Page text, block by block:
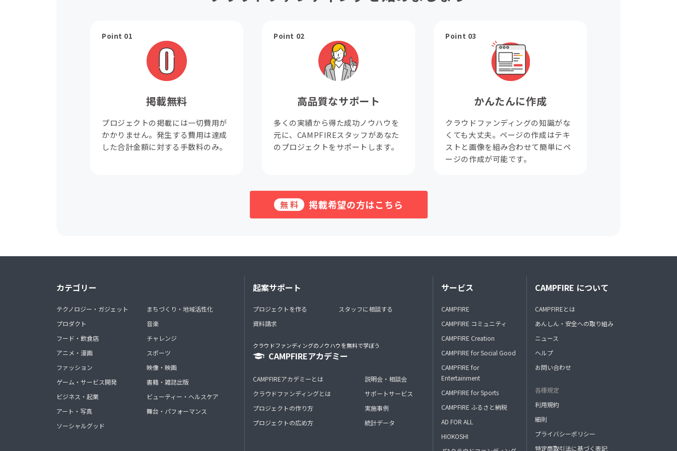
Point 01
掲載無料
プロジェクトの掲載には一切費用が
かかりません。発生する費用は達成
した合計金額に対する手数料のみ。
Point 02
高品質なサポート
多くの実績から得た成功ノウハウを
元に、CAMPFIREスタッフがあなた
のプロジェクトをサポートします。
Point 03
かんたんに作成
クラウドファンディングの知識がな
くても大丈夫。ページの作成はテキ
ストと画像を組み合わせて簡単にペ
ージの作成が可能です。
無料 掲載希望の方はこちら
カテゴリー
テクノロジー・ガジェット
プロダクト
フード・飲食店
アニメ・漫画
ファッション
ゲーム・サービス開発
ビジネス・起業
アート・写真
ソーシャルグッド
まちづくり・地域活性化
音楽
チャレンジ
スポーツ
映像・映画
書籍・雑誌出版
ビューティー・ヘルスケア
舞台・パフォーマンス
起案サポート
プロジェクトを作る
資料請求
スタッフに相談する
クラウドファンディングのノウハウを無料で学ぼう
CAMPFIREアカデミー
CAMPFIREアカデミーとは
クラウドファンディングとは
プロジェクトの作り方
プロジェクトの広め方
説明会・相談会
サポートサービス
実施事例
統計データ
サービス
CAMPFIRE
CAMPFIRE コミュニティ
CAMPFIRE Creation
CAMPFIRE for Social Good
CAMPFIRE for
Entertainment
CAMPFIRE for Sports
CAMPFIRE ふるさと納税
AD FOR ALL
HIOKOSHI
CAMPFIRE について
CAMPFIREとは
あんしん・安全への取り組み
ニュース
ヘルプ
お問い合わせ
各種規定
利用規約
細則
プライバシーポリシー
特定商取引法に基づく表記